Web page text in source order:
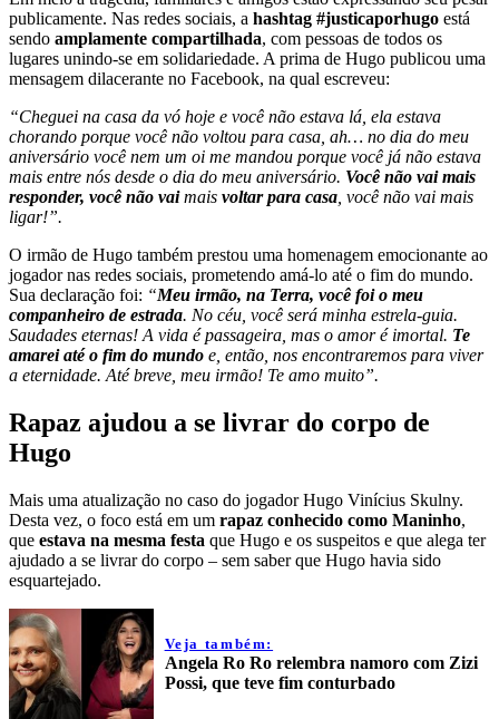
publicamente. Nas redes sociais, a hashtag #justicaporhugo está
sendo amplamente compartilhada, com pessoas de todos os
lugares unindo-se em solidariedade. A prima de Hugo publicou uma
mensagem dilacerante no Facebook, na qual escreveu:
“Cheguei na casa da vó hoje e você não estava lá, ela estava
chorando porque você não voltou para casa, ah… no dia do meu
aniversário você nem um oi me mandou porque você já não estava
mais entre nós desde o dia do meu aniversário. Você não vai mais
responder, você não vaimais voltar para casa , você não vai mais
ligar!”.
O irmão de Hugo também prestou uma homenagem emocionante ao
jogador nas redes sociais, prometendo amá-lo até o fim do mundo.
Sua declaração foi: “Meu irmão, na Terra, você foi o meu
companheiro de estrada. No céu, você será minha estrela-guia.
Saudades eternas! A vida é passageira, mas o amor é imortal. Te
amarei até o fim do mundo e, então, nos encontraremos para viver
a eternidade. Até breve, meu irmão! Te amo muito”.
Rapaz ajudou a se livrar do corpo de
Hugo
Mais uma atualização no caso do jogador Hugo Vinícius Skulny.
Desta vez, o foco está em um rapaz conhecido como Maninho,
que estava na mesma festa que Hugo e os suspeitos e que alega ter
ajudado a se livrar do corpo – sem saber que Hugo havia sido
esquartejado.
Veja também:
Angela Ro Ro relembra namoro com Zizi
Possi, que teve fim conturbado